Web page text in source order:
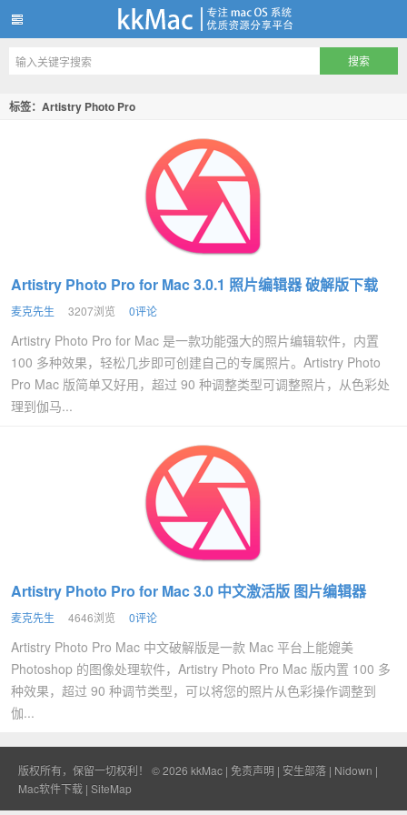
kkMac
标签：Artistry Photo Pro
Artistry Photo Pro for Mac 3.0.1 照片编辑器 破解版下载
麦克先生 3207浏览 0评论
Artistry Photo Pro for Mac 是一款功能强大的照片编辑软件，内置
100 多种效果，轻松几步即可创建自己的专属照片。Artistry Photo
Pro Mac 版简单又好用，超过 90 种调整类型可调整照片，从色彩处
理到伽马...
Artistry Photo Pro for Mac 3.0 中文激活版 图片编辑器
麦克先生 4646浏览 0评论
Artistry Photo Pro Mac 中文破解版是一款 Mac 平台上能媲美
Photoshop 的图像处理软件，Artistry Photo Pro Mac 版内置 100 多
种效果，超过 90 种调节类型，可以将您的照片从色彩操作调整到
伽...
版权所有，保留一切权利！ © 2026 kkMac | 免责声明 | 安生部落 | Nidown |
Mac软件下载 | SiteMap